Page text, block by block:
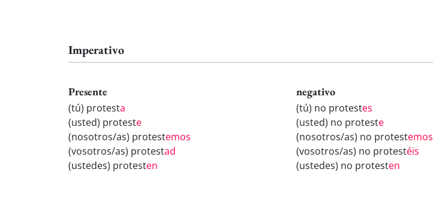
Imperativo
Presente
(tú) protesta
(usted) proteste
(nosotros/as) protestemos
(vosotros/as) protestad
(ustedes) protesten
negativo
(tú) no protestes
(usted) no proteste
(nosotros/as) no protestemos
(vosotros/as) no protestéis
(ustedes) no protesten